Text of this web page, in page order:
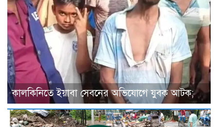
কালকিনিতে ইয়াবা সেবনের অভিযোগে যুবক আটক;